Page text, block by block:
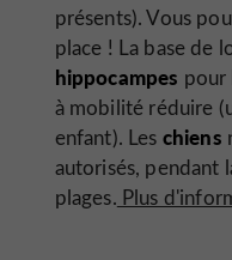
présents). Vous
place ! La base de
hippocampes pour
à mobilité réduire
enfant). Les chiens
autorisés, pendant
plages. Plus